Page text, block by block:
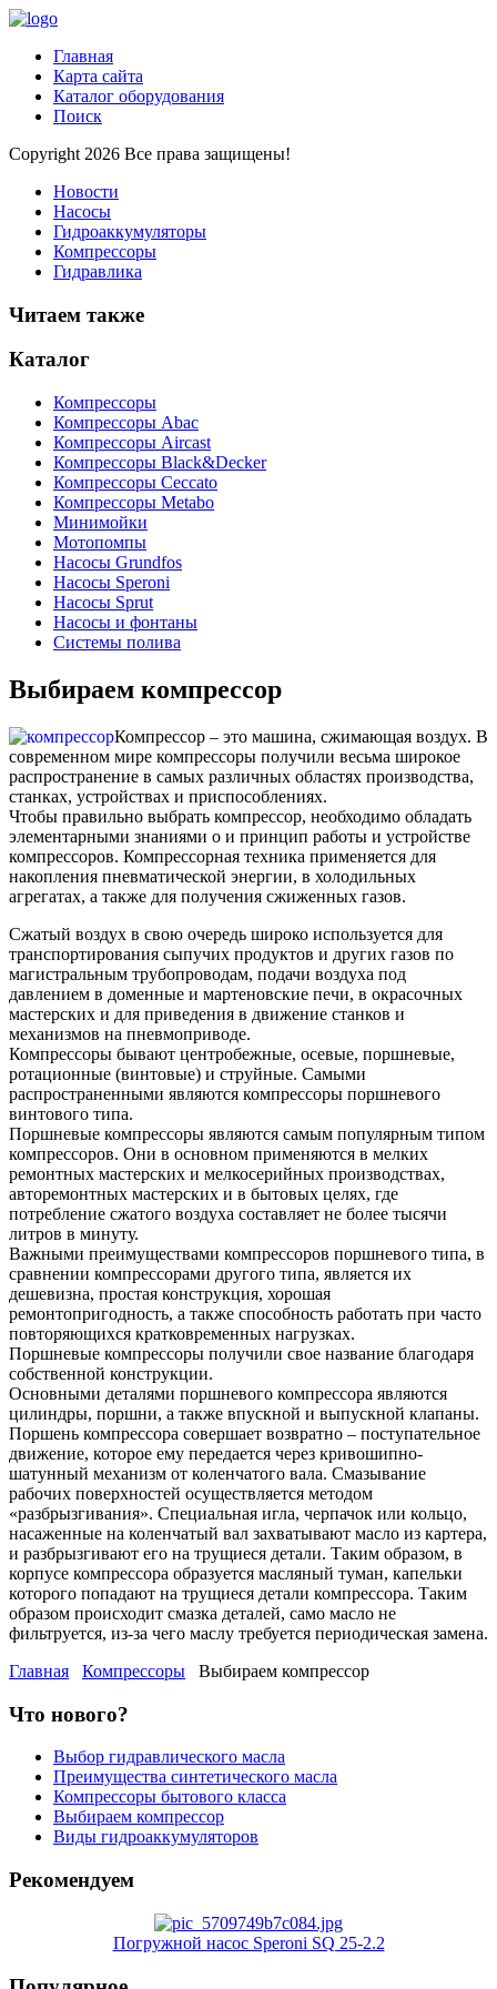
Главная
Карта сайта
Каталог оборудования
Поиск
Copyright 2026 Все права защищены!
Новости
Насосы
Гидроаккумуляторы
Компрессоры
Гидравлика
Читаем также
Каталог
Компрессоры
Компрессоры Abac
Компрессоры Aircast
Компрессоры Black&Decker
Компрессоры Ceccato
Компрессоры Metabo
Минимойки
Мотопомпы
Насосы Grundfos
Насосы Speroni
Насосы Sprut
Насосы и фонтаны
Системы полива
Выбираем компрессор
Компрессор – это машина, сжимающая воздух. В
современном мире компрессоры получили весьма широкое
распространение в самых различных областях производства,
станках, устройствах и приспособлениях.
Чтобы правильно выбрать компрессор, необходимо обладать
элементарными знаниями о и принцип работы и устройстве
компрессоров. Компрессорная техника применяется для
накопления пневматической энергии, в холодильных
агрегатах, а также для получения сжиженных газов.
Сжатый воздух в свою очередь широко используется для
транспортирования сыпучих продуктов и других газов по
магистральным трубопроводам, подачи воздуха под
давлением в доменные и мартеновские печи, в окрасочных
мастерских и для приведения в движение станков и
механизмов на пневмоприводе.
Компрессоры бывают центробежные, осевые, поршневые,
ротационные (винтовые) и струйные. Самыми
распространенными являются компрессоры поршневого
винтового типа.
Поршневые компрессоры являются самым популярным типом
компрессоров. Они в основном применяются в мелких
ремонтных мастерских и мелкосерийных производствах,
авторемонтных мастерских и в бытовых целях, где
потребление сжатого воздуха составляет не более тысячи
литров в минуту.
Важными преимуществами компрессоров поршневого типа, в
сравнении компрессорами другого типа, является их
дешевизна, простая конструкция, хорошая
ремонтопригодность, а также способность работать при часто
повторяющихся кратковременных нагрузках.
Поршневые компрессоры получили свое название благодаря
собственной конструкции.
Основными деталями поршневого компрессора являются
цилиндры, поршни, а также впускной и выпускной клапаны.
Поршень компрессора совершает возвратно – поступательное
движение, которое ему передается через кривошипно-
шатунный механизм от коленчатого вала. Смазывание
рабочих поверхностей осуществляется методом
«разбрызгивания». Специальная игла, черпачок или кольцо,
насаженные на коленчатый вал захватывают масло из картера,
и разбрызгивают его на трущиеся детали. Таким образом, в
корпусе компрессора образуется масляный туман, капельки
которого попадают на трущиеся детали компрессора. Таким
образом происходит смазка деталей, само масло не
фильтруется, из-за чего маслу требуется периодическая замена.
Главная
Компрессоры Выбираем компрессор
Что нового?
Выбор гидравлического масла
Преимущества синтетического масла
Компрессоры бытового класса
Выбираем компрессор
Виды гидроаккумуляторов
Рекомендуем
Погружной насос Speroni SQ 25-2.2